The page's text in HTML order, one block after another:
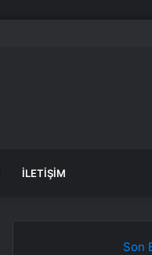
İLETIŞIM
Son